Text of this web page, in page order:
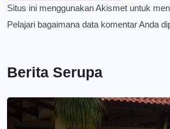
Situs ini menggunakan Akismet untuk
Pelajari bagaimana data komentar Anda
Berita Serupa